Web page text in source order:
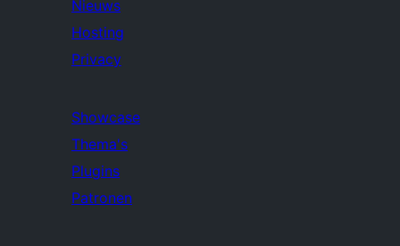
Nieuws
Hosting
Privacy
Showcase
Thema's
Plugins
Patronen